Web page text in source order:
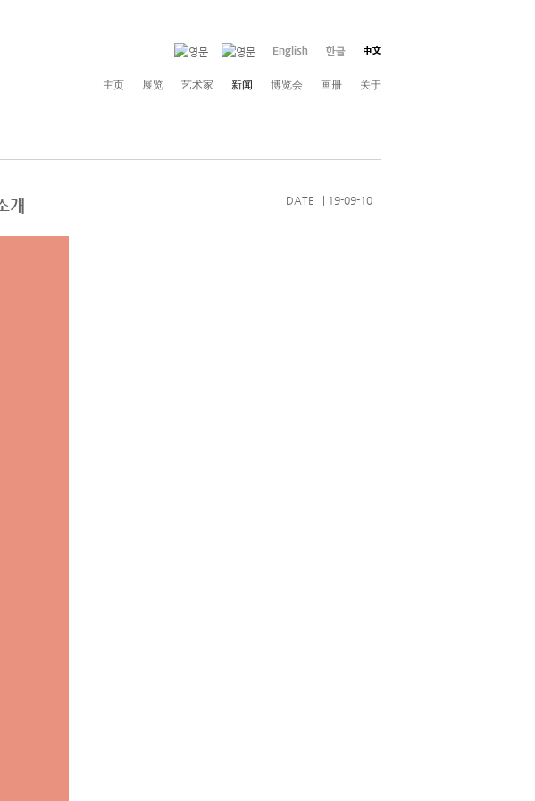
主页 展览 艺术家 新闻 博览会 画册 关于
개 DATE | 19-09-10